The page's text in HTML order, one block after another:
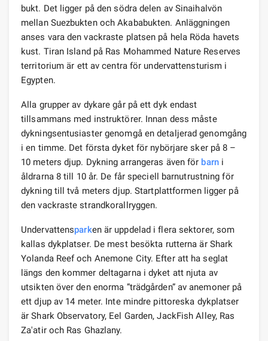
bukt. Det ligger på den södra delen av Sinaihalvön
mellan Suezbukten och Akababukten. Anläggningen
anses vara den vackraste platsen på hela Röda havets
kust. Tiran Island på Ras Mohammed Nature Reserves
territorium är ett av centra för undervattensturism i
Egypten.
Alla grupper av dykare går på ett dyk endast
tillsammans med instruktörer. Innan dess måste
dykningsentusiaster genomgå en detaljerad genomgång
i en timme. Det första dyket för nybörjare sker på 8 –
10 meters djup. Dykning arrangeras även för barni
åldrarna 8 till 10 år. De får speciell barnutrustning för
dykning till två meters djup. Startplattformen ligger på
den vackraste strandkorallryggen.
Undervattensparken är uppdelad i flera sektorer, som
kallas dykplatser. De mest besökta rutterna är Shark
Yolanda Reef och Anemone City. Efter att ha seglat
längs den kommer deltagarna i dyket att njuta av
utsikten över den enorma ”trädgården” av anemoner på
ett djup av 14 meter. Inte mindre pittoreska dykplatser
är Shark Observatory, Eel Garden, JackFish Alley, Ras
Za'atir och Ras Ghazlany.